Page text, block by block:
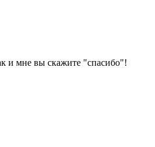
и мне вы скажите "спасибо"!